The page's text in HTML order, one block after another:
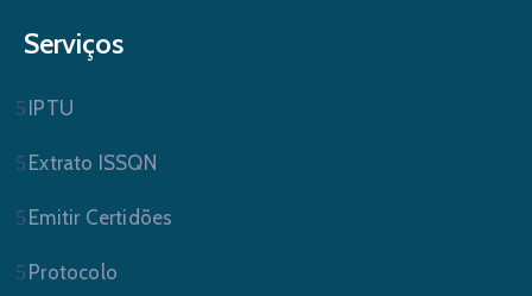
Serviços
IPTU
Extrato ISSQN
Emitir Certidões
Protocolo